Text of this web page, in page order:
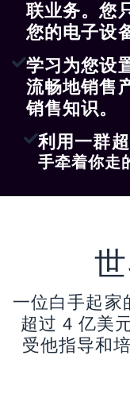
联业务。您
您的电子设
学习为您设
流畅地销售
销售知识。
利用一群
手牵着你走
一位白手起家
超过 4 亿美
受他指导和